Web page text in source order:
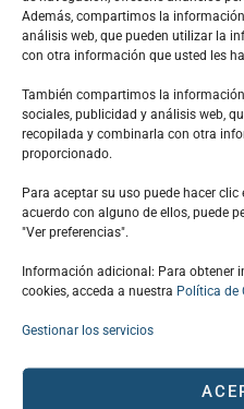
Además, compartimos la
análisis web, que pueden utilizar la
con otra información que usted les
También compartimos la
sociales, publicidad y análisis web,
recopilada y combinarla con otra
proporcionado.
Para aceptar su uso puede hacer
acuerdo con alguno de ellos, puede
"Ver preferencias".
Información adicional: Para obtener
cookies, acceda a nuestra Política de
Gestionar los servicios
EL